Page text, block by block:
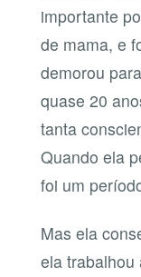
importante
de mama, e
demorou
quase 20
tanta
Quando ela
foi um
Mas ela
ela trabalhou